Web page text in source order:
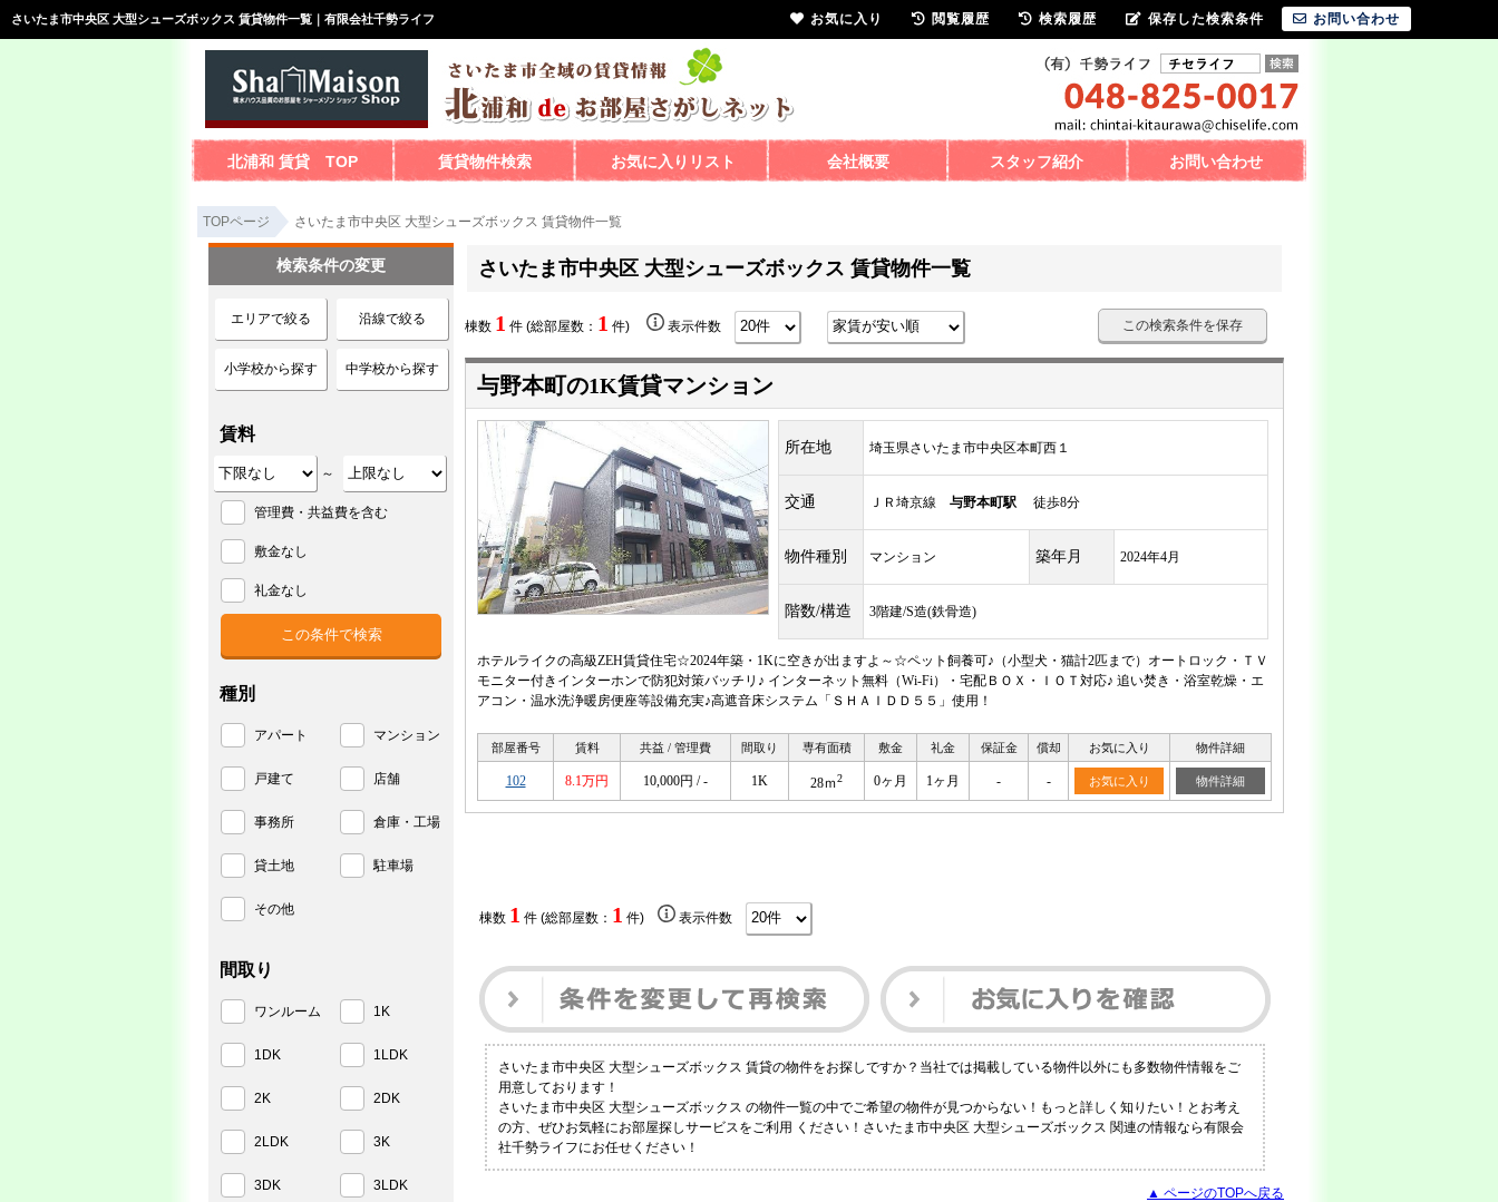
さいたま市中央区 大型シューズボックス 賃貸物件一覧｜有限会社千勢ライフ
北浦和 賃貸 TOP 賃貸物件検索 お気に入りリスト 会社概要 スタッフ紹介 お問い合わせ
TOPページ さいたま市中央区 大型シューズボックス 賃貸物件一覧
さいたま市中央区 大型シューズボックス 賃貸物件一覧
棟数 1 件 (総部屋数： 1 件) 表示件数 この検索条件を保存
与野本町の1K賃貸マンション
所在地 埼玉県さいたま市中央区本町西１
交通 ＪＲ埼京線 与野本町駅 徒歩8分
物件種別 マンション 築年月 2024年4月
階数/構造 3階建/S造(鉄骨造)
ホテルライクの高級ZEH賃貸住宅☆2024年築・1Kに空きが出ますよ～☆ペット飼養可♪（小型犬・猫計2匹まで）オートロック・ＴＶ
モニター付きインターホンで防犯対策バッチリ♪ インターネット無料（Wi-Fi）・宅配ＢＯＸ・ＩＯＴ対応♪ 追い焚き・浴室乾燥・エ
アコン・温水洗浄暖房便座等設備充実♪高遮音床システム「ＳＨＡＩＤＤ５５」使用！
部屋番号 賃料 共益 / 管理費 間取り 専有面積 敷金 礼金 保証金 償却 お気に入り 物件詳細
102 8.1万円 10,000円 / - 1K 28ｍ2 0ヶ月 1ヶ月 - - お気に入り 物件詳細
棟数 1 件 (総部屋数： 1 件) 表示件数
さいたま市中央区 大型シューズボックス 賃貸の物件をお探しですか？当社では掲載している物件以外にも多数物件情報をご
用意しております！
さいたま市中央区 大型シューズボックス の物件一覧の中でご希望の物件が見つからない！もっと詳しく知りたい！とお考え
の方、ぜひお気軽にお部屋探しサービスをご利用 ください！さいたま市中央区 大型シューズボックス 関連の情報なら有限会
社千勢ライフにお任せください！
▲ ページのTOPへ戻る
検索条件の変更
エリアで絞る 沿線で絞る
小学校から探す 中学校から探す
賃料
～
管理費・共益費を含む
敷金なし
礼金なし
種別
アパート マンション
戸建て 店舗
事務所 倉庫・工場
貸土地 駐車場
その他
間取り
ワンルーム 1K
1DK 1LDK
2K 2DK
2LDK 3K
3DK 3LDK
お気に入り 閲覧履歴 検索履歴 保存した検索条件 お問い合わせ